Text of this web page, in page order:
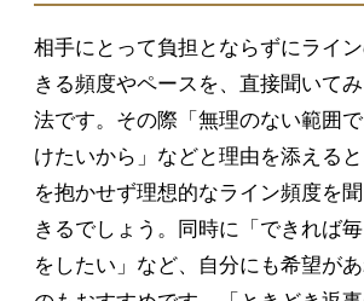
相手にとって負担とならずにライ
きる頻度やペースを、直接聞いて
法です。その際「無理のない範囲
けたいから」などと理由を添える
を抱かせず理想的なライン頻度を
きるでしょう。同時に「できれば
をしたい」など、自分にも希望が